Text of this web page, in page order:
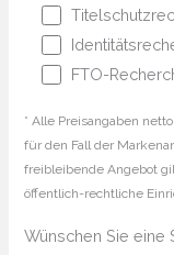
FTO-
* Alle Preisangaben
für den Fall der
freibleibende Angebot
öffentlich-rechtliche
Wünschen Sie eine